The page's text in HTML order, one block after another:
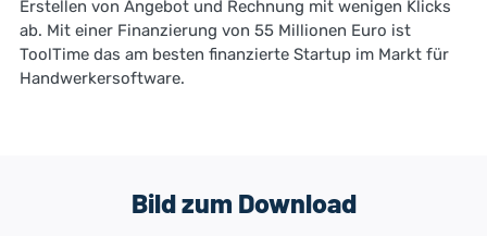
Erstellen von Angebot und Rechnung mit wenigen Klicks
ab. Mit einer Finanzierung von 55 Millionen Euro ist
ToolTime das am besten finanzierte Startup im Markt für
Handwerkersoftware.
Bild zum Download